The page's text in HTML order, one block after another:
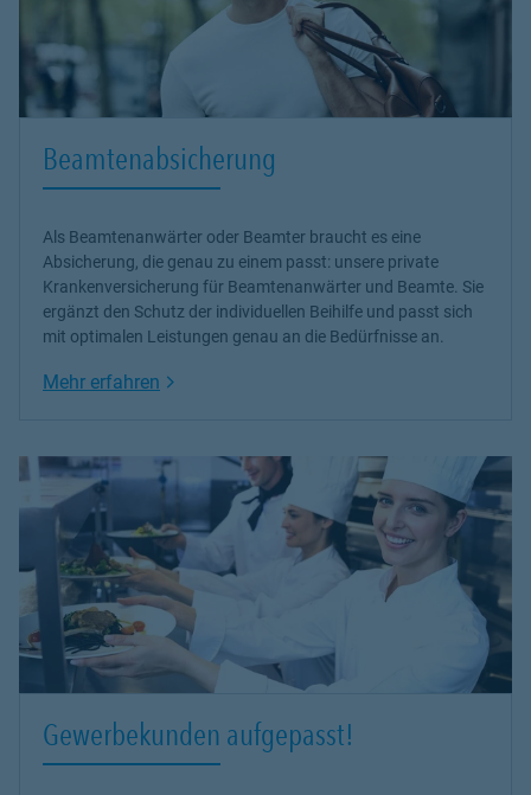
Beamtenabsicherung
Als Beamtenanwärter oder Beamter braucht es eine
Absicherung, die genau zu einem passt: unsere private
Krankenversicherung für Beamtenanwärter und Beamte. Sie
ergänzt den Schutz der individuellen Beihilfe und passt sich
mit optimalen Leistungen genau an die Bedürfnisse an.
Mehr erfahren Link Opens in New Tab
Gewerbekunden aufgepasst!